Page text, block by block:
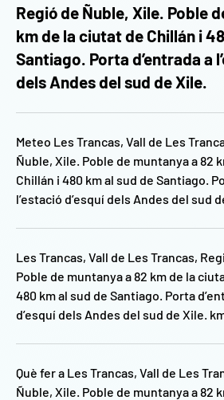
Regió de Ñuble, Xile. Poble
km de la ciutat de Chillán i
Santiago. Porta d’entrada a
dels Andes del sud de Xile.
Meteo Les Trancas, Vall de Les
Ñuble, Xile. Poble de muntanya a 82
Chillán i 480 km al sud de Santiago.
l’estació d’esquí dels Andes del sud
Les Trancas, Vall de Les Trancas,
Poble de muntanya a 82 km de la
480 km al sud de Santiago. Porta
d’esquí dels Andes del sud de Xile.
Què fer a Les Trancas, Vall de Les
Ñuble, Xile. Poble de muntanya a 82